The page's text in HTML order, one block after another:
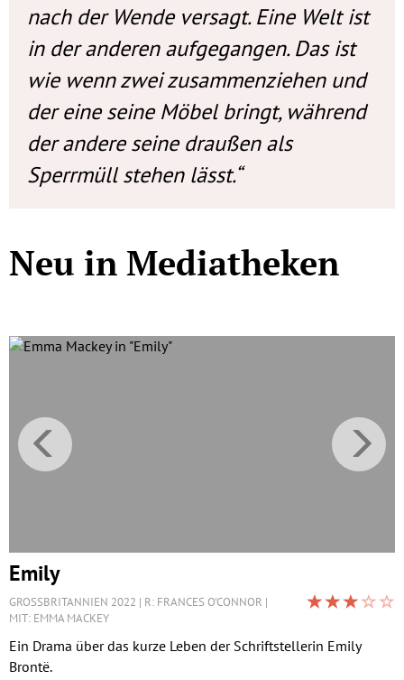
nach der Wende versagt. Eine Welt ist
in der anderen aufgegangen. Das ist
wie wenn zwei zusammenziehen und
der eine seine Möbel bringt, während
der andere seine draußen als
Sperrmüll stehen lässt.
Neu in Mediatheken
Emily
GROSSBRITANNIEN 2022
R: FRANCES O'CONNOR
MIT: EMMA MACKEY
Ein Drama über das kurze Leben der Schriftstellerin Emily
Brontë.